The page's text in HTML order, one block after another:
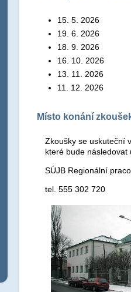
15. 5. 2026
19. 6. 2026
18. 9. 2026
16. 10. 2026
13. 11. 2026
11. 12. 2026
Místo konání
Zkoušky se uskuteční
které bude následovat
SÚJB Regionální
tel. 555 302 720